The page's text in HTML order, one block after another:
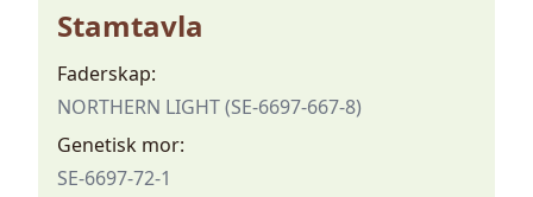
Stamtavla
Faderskap:
NORTHERN LIGHT (SE-6697-667-8)
Genetisk mor:
SE-6697-72-1